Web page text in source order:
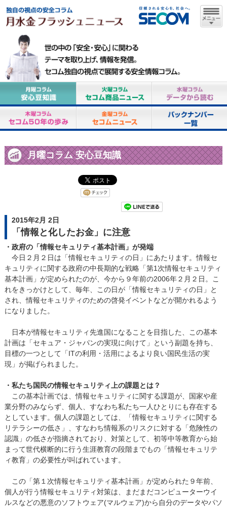
月曜コラム 安心豆知識
2015年2月 2日
「情報と化したお金」に注意
・政府の「情報セキュリティ基本計画」が発端
今日２月２日は「情報セキュリティの日」にあたります。情報セ
キュリティに関する政府の中長期的な戦略「第1次情報セキュリティ
基本計画」が定められたのが、今から９年前の2006年２月２日。こ
れをきっかけとして、毎年、この日が「情報セキュリティの日」と
され、情報セキュリティのための啓発イベントなどが開かれるよう
になりました。
日本が情報セキュリティ先進国になることを目指した、この基本
計画は「セキュア・ジャパンの実現に向けて」という副題を持ち、
目標の一つとして「ITの利用・活用によるより良い国民生活の実
現」が掲げられました。
・私たち国民の情報セキュリティ上の課題とは？
この基本計画では、情報セキュリティに関する課題が、国家や産
業分野のみならず、個人、すなわち私たち一人ひとりにも存在する
としています。個人の課題としては、「情報セキュリティに関する
リテラシーの低さ」、すなわち情報系のリスクに対する「危険性の
認識」の低さが指摘されており、対策として、初等中等教育から始
まって世代横断的に行う生涯教育の段階までもの「情報セキュリテ
ィ教育」の必要性が叫ばれています。
この「第１次情報セキュリティ基本計画」が定められた９年前、
個人が行う情報セキュリティ対策は、まだまだコンピューターウイ
ルスなどの悪意のソフトウェア(マルウェア)から自分のデータやパソ